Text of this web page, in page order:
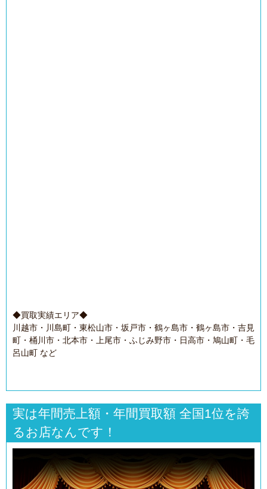
◆買取実績エリア◆
川越市・川島町・東松山市・坂戸市・鶴ヶ島市・鶴ヶ島市・吉見
町・桶川市・北本市・上尾市・ふじみ野市・日高市・鳩山町・毛
呂山町 など
実は年間売上額・年間買取額 全国1位を誇
るお店なんです！